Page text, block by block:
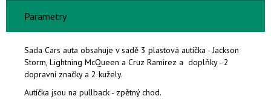
Parametry
Sada Cars auta obsahuje v sadě 3 plastová autíčka -Jackson
Storm, Lightning McQueen a Cruz Ramirez a doplňky - 2
dopravní značky a 2 kužely.
Autíčka jsou na pullback - zpětný chod.